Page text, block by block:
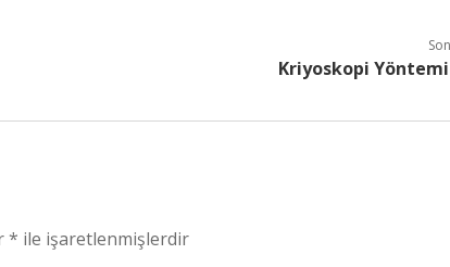
Kriyoskopi
* ile işaretlenmişlerdir